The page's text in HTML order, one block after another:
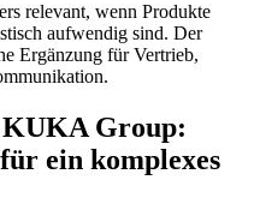
relevant, wenn Produkte
aufwendig sind. Der
Ergänzung für Vertrieb,
KUKA Group:
ein komplexes